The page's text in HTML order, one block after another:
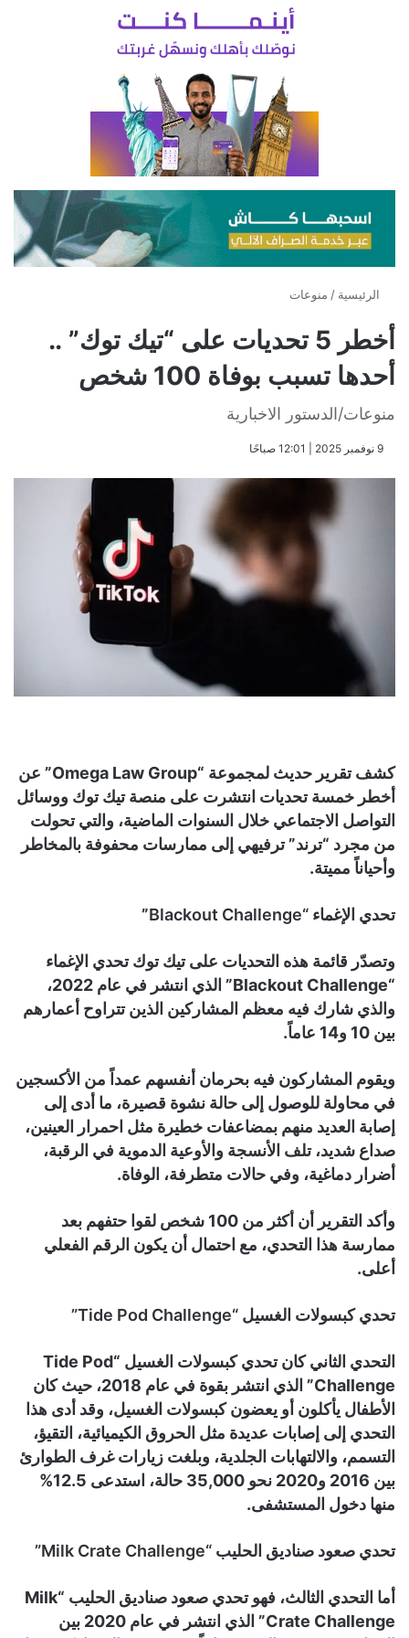
الرئيسية / منوعات
أخطر 5 تحديات على “تيك توك” ..
أحدها تسبب بوفاة 100 شخص
منوعات/الدستور الاخبارية
​9 نوفمبر 2025 | 12:01 صباحًا
كشف تقرير حديث لمجموعة “Omega Law Group” عن
أخطر خمسة تحديات انتشرت على منصة تيك توك ووسائل
التواصل الاجتماعي خلال السنوات الماضية، والتي تحولت
من مجرد “ترند” ترفيهي إلى ممارسات محفوفة بالمخاطر
وأحياناً مميتة.
تحدي الإغماء “Blackout Challenge ”
وتصدّر قائمة هذه التحديات على تيك توك تحدي الإغماء
“Blackout Challenge” الذي انتشر في عام 2022،
والذي شارك فيه معظم المشاركين الذين تتراوح أعمارهم
بين 10 و14 عاماً.
ويقوم المشاركون فيه بحرمان أنفسهم عمداً من الأكسجين
في محاولة للوصول إلى حالة نشوة قصيرة، ما أدى إلى
إصابة العديد منهم بمضاعفات خطيرة مثل احمرار العينين،
صداع شديد، تلف الأنسجة والأوعية الدموية في الرقبة،
أضرار دماغية، وفي حالات متطرفة، الوفاة.
وأكد التقرير أن أكثر من 100 شخص لقوا حتفهم بعد
ممارسة هذا التحدي، مع احتمال أن يكون الرقم الفعلي
أعلى.
تحدي كبسولات الغسيل “Tide Pod Challenge”
التحدي الثاني كان تحدي كبسولات الغسيل “Tide Pod
Challenge” الذي انتشر بقوة في عام 2018، حيث كان
الأطفال يأكلون أو يعضون كبسولات الغسيل، وقد أدى هذا
التحدي إلى إصابات عديدة مثل الحروق الكيميائية، التقيؤ،
التسمم، والالتهابات الجلدية، وبلغت زيارات غرف الطوارئ
بين 2016 و2020 نحو 35,000 حالة، استدعى 12.5%
منها دخول المستشفى.
تحدي صعود صناديق الحليب “Milk Crate Challenge”
أما التحدي الثالث، فهو تحدي صعود صناديق الحليب “Milk
Crate Challenge” الذي انتشر في عام 2020 بين